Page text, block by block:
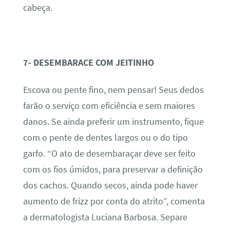
cabeça.
7- DESEMBARACE COM JEITINHO
Escova ou pente fino, nem pensar! Seus dedos
farão o serviço com eficiência e sem maiores
danos. Se ainda preferir um instrumento, fique
com o pente de dentes largos ou o do tipo
garfo. “O ato de desembaraçar deve ser feito
com os fios úmidos, para preservar a definição
dos cachos. Quando secos, ainda pode haver
aumento de frizz por conta do atrito”, comenta
a dermatologista Luciana Barbosa. Separe